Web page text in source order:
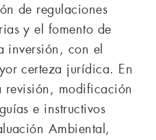
de regulaciones
y el fomento de
inversión, con el
certeza jurídica. En
revisión, modificación
e instructivos
Ambiental,